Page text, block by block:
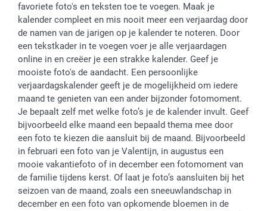
favoriete foto's en teksten toe te voegen. Maak je
kalender compleet en mis nooit meer een verjaardag door
de namen van de jarigen op je kalender te noteren. Door
een tekstkader in te voegen voer je alle verjaardagen
online in en creëer je een strakke kalender. Geef je
mooiste foto's de aandacht. Een persoonlijke
verjaardagskalender geeft je de mogelijkheid om iedere
maand te genieten van een ander bijzonder fotomoment.
Je bepaalt zelf met welke foto’s je de kalender invult. Geef
bijvoorbeeld elke maand een bepaald thema mee door
een foto te kiezen die aansluit bij de maand. Bijvoorbeeld
in februari een foto van je Valentijn, in augustus een
mooie vakantiefoto of in december een fotomoment van
de familie tijdens kerst. Of laat je foto’s aansluiten bij het
seizoen van de maand, zoals een sneeuwlandschap in
december en een foto van opkomende bloemen in de